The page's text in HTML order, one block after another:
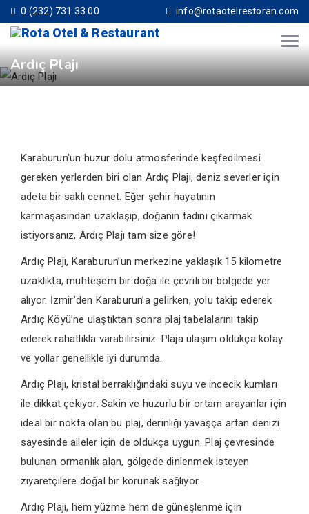
0 (232) 731 33 00 info@rotaotelrestoran.com
Ardıç Plajı
Karaburun’un huzur dolu atmosferinde keşfedilmesi
gereken yerlerden biri olan Ardıç Plajı, deniz severler için
adeta bir saklı cennet. Eğer şehir hayatının
karmaşasından uzaklaşıp, doğanın tadını çıkarmak
istiyorsanız, Ardıç Plajı tam size göre!
Ardıç Plajı, Karaburun’un merkezine yaklaşık 15 kilometre
uzaklıkta, muhteşem bir doğa ile çevrili bir bölgede yer
alıyor. İzmir’den Karaburun’a gelirken, yolu takip ederek
Ardıç Köyü’ne ulaştıktan sonra plaj tabelalarını takip
ederek rahatlıkla varabilirsiniz. Plaja ulaşım oldukça kolay
ve yollar genellikle iyi durumda.
Ardıç Plajı, kristal berraklığındaki suyu ve incecik kumları
ile dikkat çekiyor. Sakin ve huzurlu bir ortam arayanlar için
ideal bir nokta olan bu plaj, derinliği yavaşça artan denizi
sayesinde aileler için de oldukça uygun. Plaj çevresinde
bulunan ormanlık alan, gölgede dinlenmek isteyen
ziyaretçilere doğal bir korunak sağlıyor.
Ardıç Plajı, hem yüzme hem de güneşlenme için